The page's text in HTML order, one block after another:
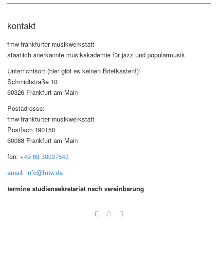
kontakt
fmw frankfurter musikwerkstatt
staatlich anerkannte musikakademie für jazz und popularmusik
Unterrichtsort (hier gibt es keinen Briefkasten!):
Schmidtstraße 10
60326 Frankfurt am Main
Postadresse:
fmw frankfurter musikwerkstatt
Postfach 190150
60088 Frankfurt am Main
fon: +49 69 30037643
email: info@fmw.de
termine studiensekretariat nach vereinbarung